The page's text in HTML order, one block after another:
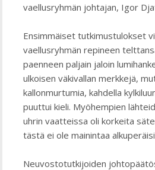
vaellusryhmän johtajan, Igor
Ensimmäiset tutkimustulokset
vaellusryhmän repineen
paenneen paljain jaloin
ulkoisen väkivallan merkkejä,
kallonmurtumia, kahdella
puuttui kieli. Myöhempien
uhrin vaatteissa oli korkeita
tästä ei ole mainintaa
Neuvostotutkijoiden